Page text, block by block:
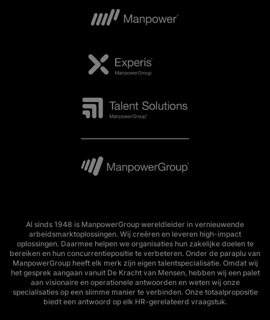
Al sinds 1948 is ManpowerGroup wereldleider in vernieuwende
arbeidsmarktoplossingen. Wij creëren en leveren high-impact
oplossingen. Daarmee helpen we organisaties hun zakelijke doelen te
bereiken en hun concurrentiepositie te verbeteren. Onder de paraplu van
ManpowerGroup heeft elk merk zijn eigen talentspecialisatie. Omdat wij
het gesprek aangaan vanuit De Kracht van Mensen, hebben wij een palet
aan visionaire en operationele antwoorden en weten wij onze
specialisaties op een slimme manier te verbinden. Onze totaalpropositie
biedt een antwoord op elk HR-gerelateerd vraagstuk.